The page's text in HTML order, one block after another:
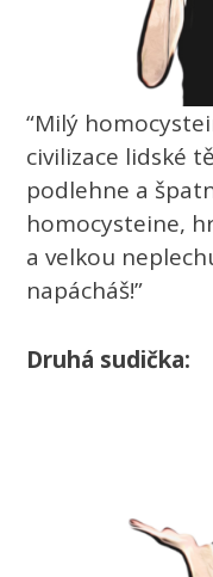
“Milý
civilizace lidské
podlehne a
homocysteine,
a velkou
napácháš!”
Druhá sudička: